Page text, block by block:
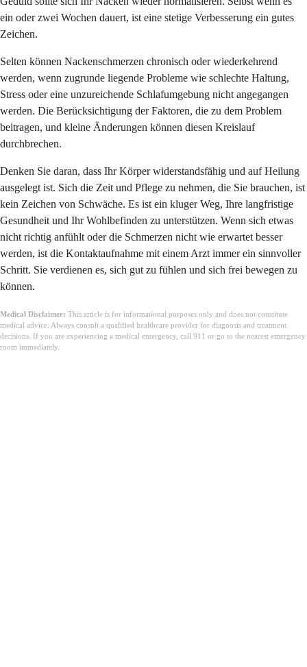
ein oder zwei Wochen dauert, ist eine stetige Verbesserung ein gutes
Zeichen.
Selten können Nackenschmerzen chronisch oder wiederkehrend
werden, wenn zugrunde liegende Probleme wie schlechte Haltung,
Stress oder eine unzureichende Schlafumgebung nicht angegangen
werden. Die Berücksichtigung der Faktoren, die zu dem Problem
beitragen, und kleine Änderungen können diesen Kreislauf
durchbrechen.
Denken Sie daran, dass Ihr Körper widerstandsfähig und auf Heilung
ausgelegt ist. Sich die Zeit und Pflege zu nehmen, die Sie brauchen, ist
kein Zeichen von Schwäche. Es ist ein kluger Weg, Ihre langfristige
Gesundheit und Ihr Wohlbefinden zu unterstützen. Wenn sich etwas
nicht richtig anfühlt oder die Schmerzen nicht wie erwartet besser
werden, ist die Kontaktaufnahme mit einem Arzt immer ein sinnvoller
Schritt. Sie verdienen es, sich gut zu fühlen und sich frei bewegen zu
können.
Medical Disclaimer: This article is for informational purposes only and does not constitute
medical advice. Always consult a qualified healthcare provider for diagnosis and treatment
decisions. If you are experiencing a medical emergency, call 911 or go to the nearest emergency
room immediately.